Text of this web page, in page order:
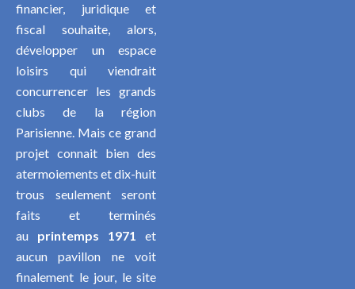
financier, juridique et
fiscal souhaite, alors,
développer un espace
loisirs qui viendrait
concurrencer les grands
clubs de la région
Parisienne. Mais ce grand
projet connait bien des
atermoiements et dix-huit
trous seulement seront
faits et terminés
au printemps 1971 et
aucun pavillon ne voit
finalement le jour, le site